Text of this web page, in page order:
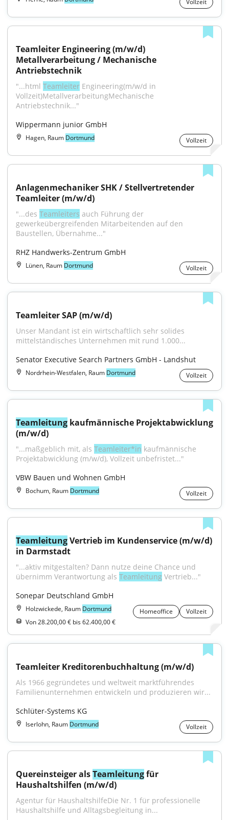
Vollzeit
Teamleiter Engineering (m/w/d)
Metallverarbeitung / Mechanische
Antriebstechnik
"...html Teamleiter Engineering(m/w/d in
Vollzeit)MetallverarbeitungMechanische
Antriebstechnik..."
Wippermann junior GmbH
Hagen, Raum Dortmund Vollzeit
Anlagenmechaniker SHK / Stellvertretender
Teamleiter (m/w/d)
"...des Teamleiters auch Führung der
gewerkeübergreifenden Mitarbeitenden auf den
Baustellen, Übernahme..."
RHZ Handwerks-Zentrum GmbH
Lünen, Raum Dortmund Vollzeit
Teamleiter SAP (m/w/d)
Unser Mandant ist ein wirtschaftlich sehr solides
mittelständisches Unternehmen mit rund 1.000...
Senator Executive Search Partners GmbH - Landshut
Nordrhein-Westfalen, Raum Dortmund Vollzeit
Teamleitung kaufmännische Projektabwicklung
(m/w/d)
"...maßgeblich mit, als Teamleiter*in kaufmännische
Projektabwicklung (m/w/d), Vollzeit unbefristet..."
VBW Bauen und Wohnen GmbH
Bochum, Raum Dortmund Vollzeit
Teamleitung Vertrieb im Kundenservice (m/w/d)
in Darmstadt
"...aktiv mitgestalten? Dann nutze deine Chance und
übernimm Verantwortung als Teamleitung Vertrieb..."
Sonepar Deutschland GmbH
Holzwickede, Raum Dortmund Homeoffice
Vollzeit
Von 28.200,00 € bis 62.400,00 €
Teamleiter Kreditorenbuchhaltung (m/w/d)
Als 1966 gegründetes und weltweit marktführendes
Familienunternehmen entwickeln und produzieren wir...
Schlüter-Systems KG
Iserlohn, Raum Dortmund Vollzeit
Quereinsteiger als Teamleitung für
Haushaltshilfen (m/w/d)
Agentur für HaushaltshilfeDie Nr. 1 für professionelle
Haushaltshilfe und Alltagsbegleitung in...